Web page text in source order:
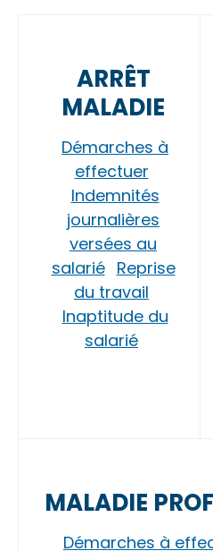
ARRÊT
MALADIE
Démarches à
effectuer
Indemnités
journalières
versées au
salarié Reprise
du travail
Inaptitude du
salarié
MALADIE
Démarches à